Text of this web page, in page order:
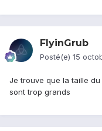
FlyinGrub
Posté(e) 15
Je trouve que la taille
sont trop grands